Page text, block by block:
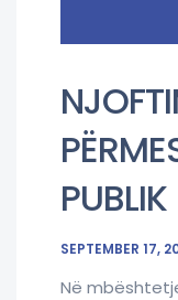
PUBLIK
SEPTEMBER 17,
Në